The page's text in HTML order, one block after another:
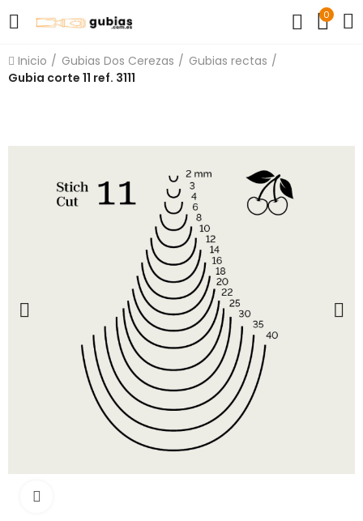
0
Inicio Gubias Dos Cerezas
Gubias rectas
Gubia corte 11 ref. 3111